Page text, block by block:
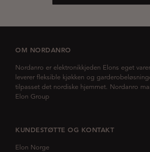
OM NORDANRO
Nordanro er elektronikkjeden Elons eget
leverer fleksible kjøkken og
tilpasset det nordiske hjemmet. Nordanro
Elon Group
KUNDESTØTTE OG KONTAKT
Elon Norge